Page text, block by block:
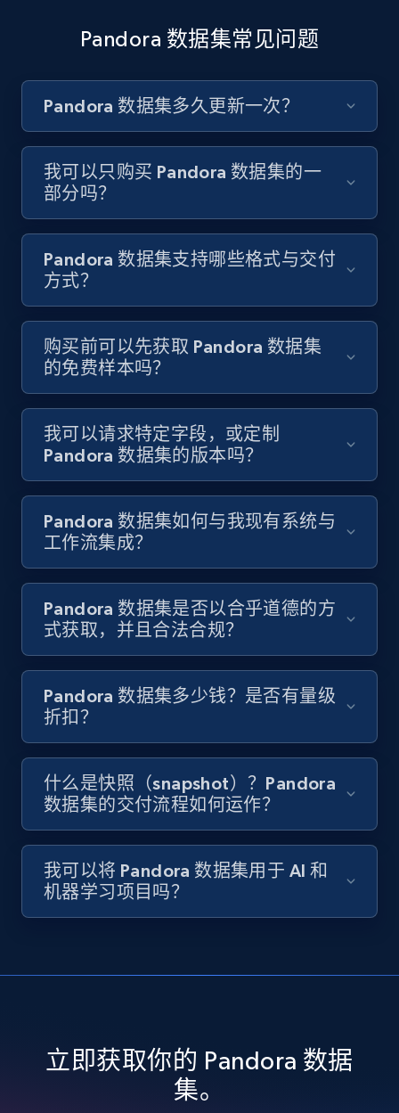
Pandora 数据集常见问题
Pandora 数据集多久更新一次？
我可以只购买 Pandora 数据集的一
部分吗？
Pandora 数据集支持哪些格式与交付
方式？
购买前可以先获取 Pandora 数据集
的免费样本吗？
我可以请求特定字段，或定制
Pandora 数据集的版本吗？
Pandora 数据集如何与我现有系统与
工作流集成？
Pandora 数据集是否以合乎道德的方
式获取，并且合法合规？
Pandora 数据集多少钱？是否有量级
折扣？
什么是快照（snapshot）？Pandora
数据集的交付流程如何运作？
我可以将 Pandora 数据集用于 AI 和
机器学习项目吗？
立即获取你的 Pandora 数据
集。